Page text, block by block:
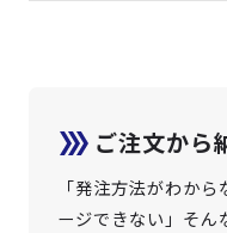
ご注文から
「発注方法がわか
ージできない」そん